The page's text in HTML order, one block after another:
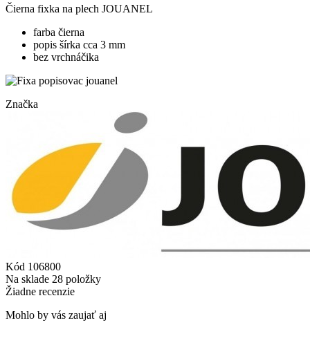
Čierna fixka na plech JOUANEL
farba čierna
popis šírka cca 3 mm
bez vrchnáčika
Značka
Kód 106800
Na sklade 28 položky
Žiadne recenzie
Mohlo by vás zaujať aj